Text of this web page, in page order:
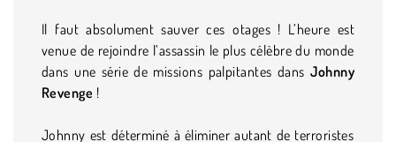
Il faut absolument sauver ces otages ! L’heure est
venue de rejoindre l’assassin le plus célèbre du monde
dans une série de missions palpitantes dansJohnny
Revenge !
Johnny est déterminé à éliminer autant de terroristes